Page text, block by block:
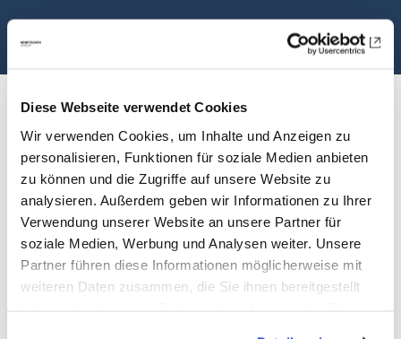
Diese Webseite verwendet Cookies
Wir verwenden Cookies, um Inhalte und Anzeigen zu
personalisieren, Funktionen für soziale Medien anbieten
zu können und die Zugriffe auf unsere Website zu
analysieren. Außerdem geben wir Informationen zu Ihrer
Verwendung unserer Website an unsere Partner für
soziale Medien, Werbung und Analysen weiter. Unsere
Partner führen diese Informationen möglicherweise mit
weiteren Daten zusammen, die Sie ihnen bereitgestellt
Investor Relations
Übersicht